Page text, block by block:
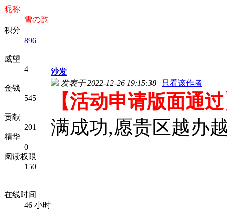
昵称
雪の韵
积分
896
威望
4
金钱
545
贡献
201
精华
0
阅读权限
150
在线时间
46 小时
沙发
发表于 2022-12-26 19:15:38 | 只看该作者
【活动申请版面通
满成功,愿贵区越办